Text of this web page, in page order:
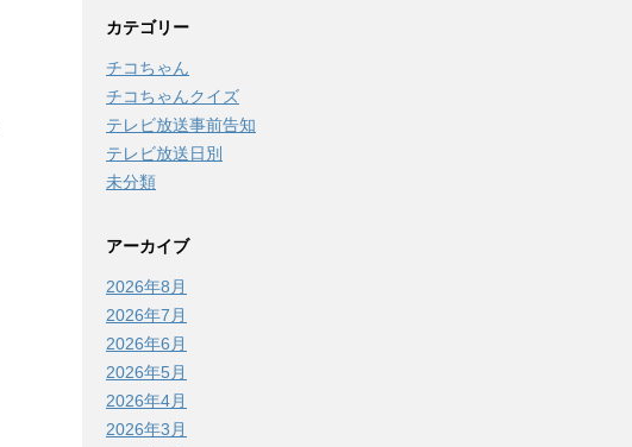
カテゴリー
チコちゃん
チコちゃんクイズ
テレビ放送事前告知
テレビ放送日別
未分類
アーカイブ
2026年8月
2026年7月
2026年6月
2026年5月
2026年4月
2026年3月